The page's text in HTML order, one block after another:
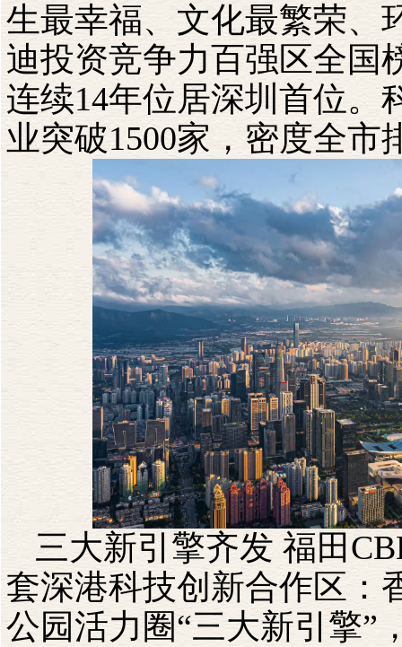
生最幸福、文化最繁荣、
迪投资竞争力百强区全国
连续14年位居深圳首位。
业突破1500家，密度全市
三大新引擎齐发 福田
套深港科技创新合作区：
公园活力圈“三大新引擎”